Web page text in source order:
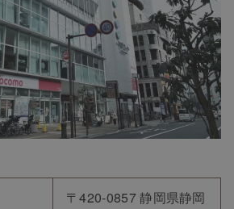
〒420-0857 静岡県静岡